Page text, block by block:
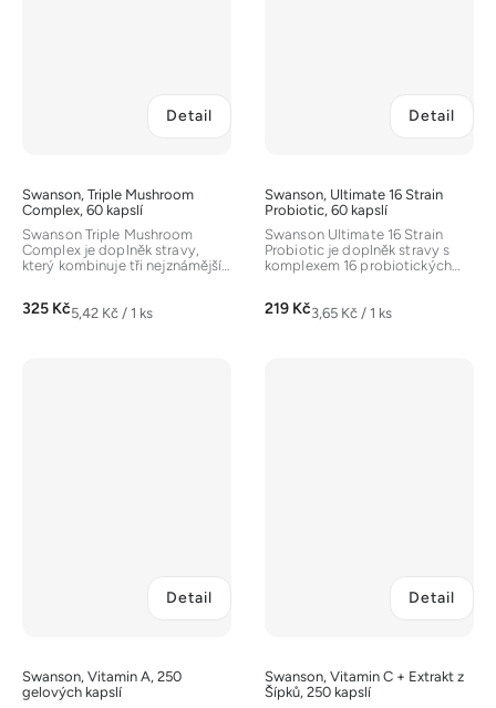
Swanson, Triple Mushroom
Complex, 60 kapslí
325 KčMěrná
5,42 Kč / 1 ks
Detail
Swanson Triple Mushroom
Complex je doplněk stravy,
který kombinuje tři nejznámější
Swanson, Ultimate 16 Strain
Probiotic, 60 kapslí
219 KčMěrná
3,65 Kč / 1 ks
Detail
Swanson Ultimate 16 Strain
Probiotic je doplněk stravy s
komplexem 16 probiotických
Swanson, Vitamin A, 250
gelových kapslí
Detail
Swanson, Vitamin C + Extrakt z
Šípků, 250 kapslí
Detail